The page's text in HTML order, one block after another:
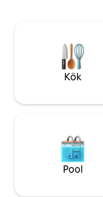
Kök
Pool